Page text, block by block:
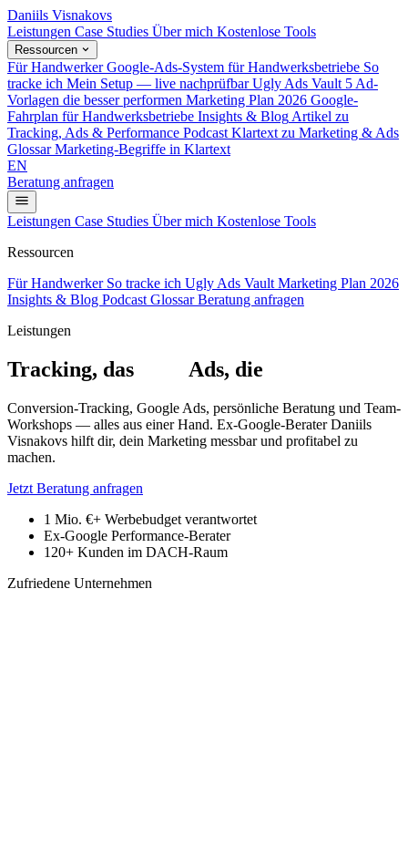
Daniils Visnakovs
Leistungen Case Studies Über mich Kostenlose Tools
Ressourcen
Für Handwerker Google-Ads-System für Handwerksbetriebe So
tracke ich Mein Setup — live nachprüfbar Ugly Ads Vault 5 Ad-
Vorlagen die besser performen Marketing Plan 2026 Google-
Fahrplan für Handwerksbetriebe Insights & Blog Artikel zu
Tracking, Ads & Performance Podcast Klartext zu Marketing & Ads
Glossar Marketing-Begriffe in Klartext
EN
Beratung anfragen
Leistungen Case Studies Über mich Kostenlose Tools
Ressourcen
Für Handwerker So tracke ich Ugly Ads Vault Marketing Plan 2026
Insights & Blog Podcast GlossarBeratung anfragen
Leistungen
Tracking, das Ads, die
Conversion-Tracking, Google Ads, persönliche Beratung und Team-
Workshops — alles aus einer Hand. Ex-Google-Berater Daniils
Visnakovs hilft dir, dein Marketing messbar und profitabel zu
machen.
Jetzt Beratung anfragen
1 Mio. €+ Werbebudget verantwortet
Ex-Google Performance-Berater
120+ Kunden im DACH-Raum
Zufriedene Unternehmen